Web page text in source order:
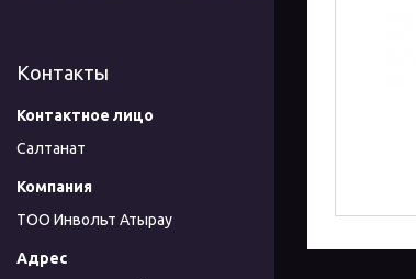
Контакты
Салтанат
ТОО Инвольт Атырау